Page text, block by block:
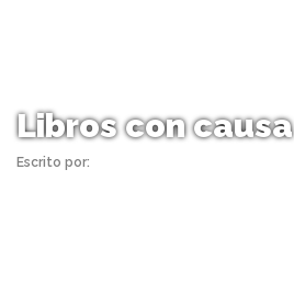
Libros con causa
Escrito por: